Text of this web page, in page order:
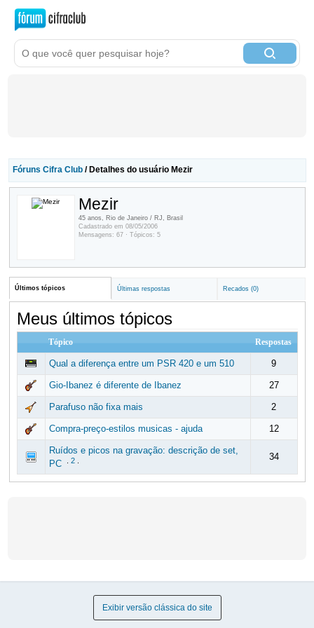
Fóruns Cifra Club/ Detalhes do usuário Mezir
Mezir
45 anos, Rio de Janeiro / RJ, Brasil
Cadastrado em 08/05/2006
Mensagens: 67 · Tópicos: 5
Últimos tópicos Últimas respostas Recados (0)
Meus últimos tópicos
Tópico Respostas
Qual a diferença entre um PSR 420 e um 510 9
Gio-Ibanez é diferente de Ibanez 27
Parafuso não fixa mais 2
Compra-preço-estilos musicas - ajuda 12
Ruídos e picos na gravação: descrição de set,
PC
2. 34
Exibir versão clássica do site